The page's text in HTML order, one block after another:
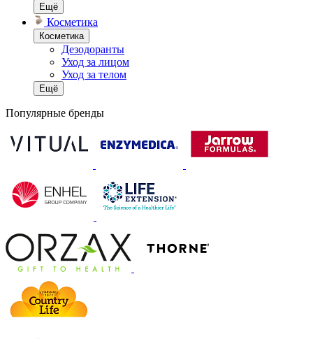
Ещё
Косметика
Косметика
Дезодоранты
Уход за лицом
Уход за телом
Ещё
Популярные бренды